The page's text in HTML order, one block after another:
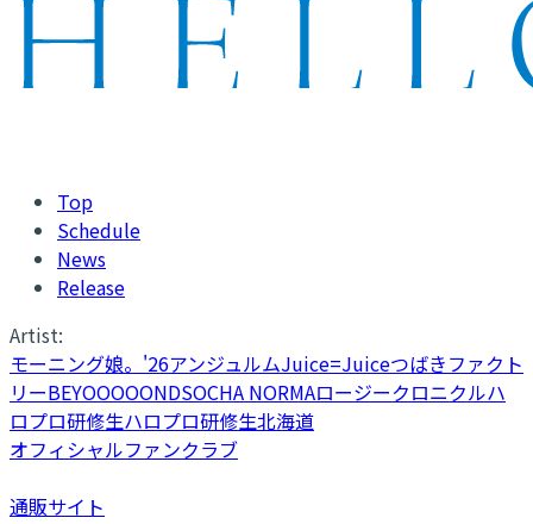
Top
Schedule
News
Release
Artist:
モーニング娘。'26アンジュルムJuice=Juiceつばきファクト
リーBEYOOOOONDSOCHA NORMAロージークロニクルハ
ロプロ研修生ハロプロ研修生北海道
オフィシャルファンクラブ
通販サイト